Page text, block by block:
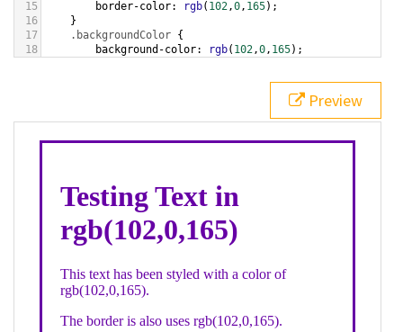
15
border-color: rgb( 102,0, 165);
16
}
17
.backgroundColor {
18
background-color: rgb( 102,0, 165);
bottom ,
white, rgb(102,0,165));
div class="textColor borderColor"
< h1>Testing Text in rgb(102,0,165)
Preview